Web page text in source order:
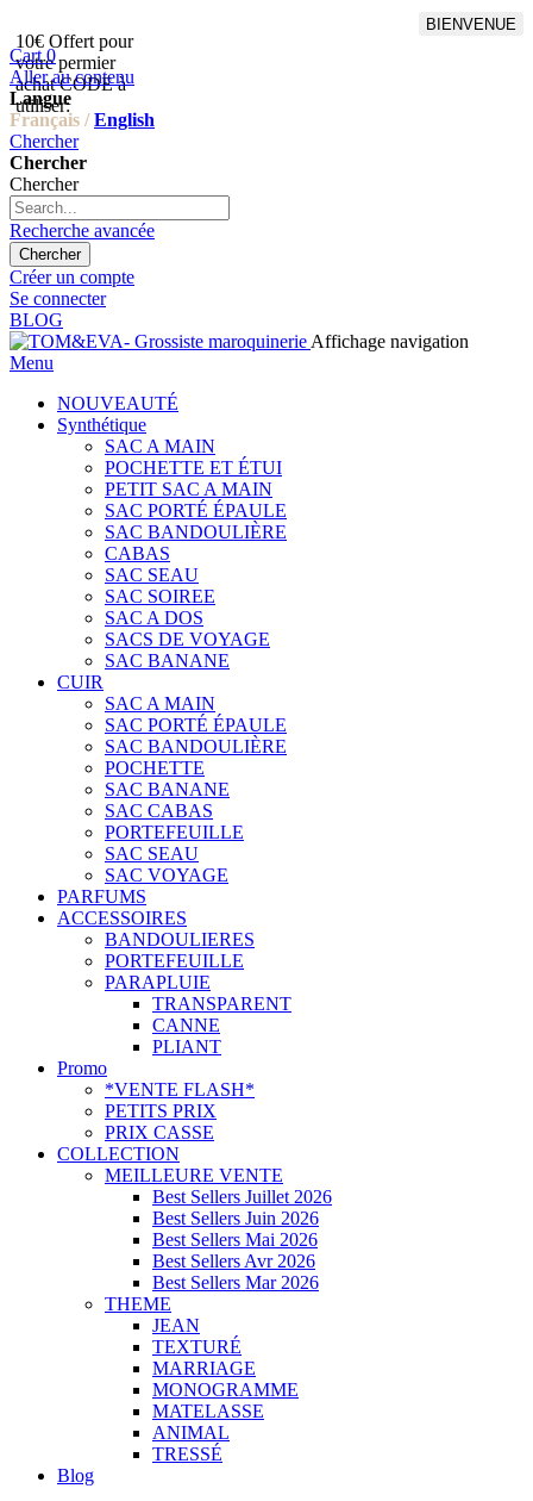
10€ Offert pour
votre permier
achat CODE à
utiliser:
BIENVENUE
Cart 0
Aller au contenu
Langue
Français / English
Chercher
Chercher
Chercher
Recherche avancée
Chercher
Créer un compte
Se connecter
BLOG
Affichage navigation
Menu
NOUVEAUTÉ
Synthétique
SAC A MAIN
POCHETTE ET ÉTUI
PETIT SAC A MAIN
SAC PORTÉ ÉPAULE
SAC BANDOULIÈRE
CABAS
SAC SEAU
SAC SOIREE
SAC A DOS
SACS DE VOYAGE
SAC BANANE
CUIR
SAC A MAIN
SAC PORTÉ ÉPAULE
SAC BANDOULIÈRE
POCHETTE
SAC BANANE
SAC CABAS
PORTEFEUILLE
SAC SEAU
SAC VOYAGE
PARFUMS
ACCESSOIRES
BANDOULIERES
PORTEFEUILLE
PARAPLUIE
TRANSPARENT
CANNE
PLIANT
Promo
*VENTE FLASH*
PETITS PRIX
PRIX CASSE
COLLECTION
MEILLEURE VENTE
Best Sellers Juillet 2026
Best Sellers Juin 2026
Best Sellers Mai 2026
Best Sellers Avr 2026
Best Sellers Mar 2026
THEME
JEAN
TEXTURÉ
MARRIAGE
MONOGRAMME
MATELASSE
ANIMAL
TRESSÉ
Blog